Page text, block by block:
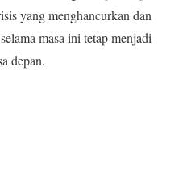
yang menghancurkan dan
masa ini tetap menjadi
depan.